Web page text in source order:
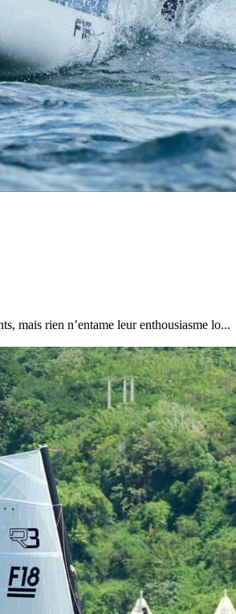
Jan
Ultim 32/23,Records,Trophée Jules
17 devient Actual Ultim 4
Gitana Team
2025
mais rien n’entame leur enthousiasme lo...